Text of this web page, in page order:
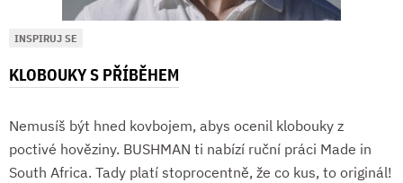
INSPIRUJ SE
KLOBOUKY S PŘÍBĚHEM
Nemusíš být hned kovbojem, abys ocenil klobouky z
poctivé hověziny. BUSHMAN ti nabízí ruční práci Made in
South Africa. Tady platí stoprocentně, že co kus, to originál!